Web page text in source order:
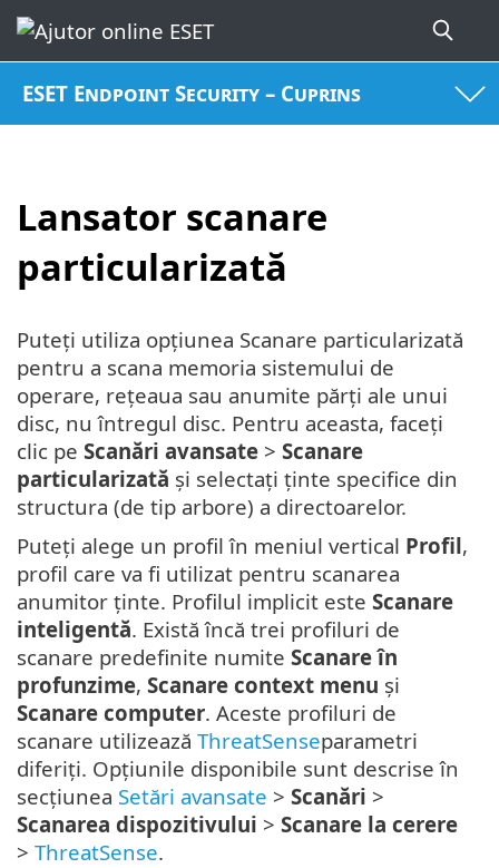
ESET Endpoint Security – Cuprins
Lansator scanare
particularizată
Puteți utiliza opțiunea Scanare particularizată
pentru a scana memoria sistemului de
operare, rețeaua sau anumite părți ale unui
disc, nu întregul disc. Pentru aceasta, faceți
clic pe Scanări avansate > Scanare
particularizată și selectați ținte specifice din
structura (de tip arbore) a directoarelor.
Puteți alege un profil în meniul vertical Profil,
profil care va fi utilizat pentru scanarea
anumitor ținte. Profilul implicit este Scanare
inteligentă. Există încă trei profiluri de
scanare predefinite numite Scanare în
profunzime, Scanare context menu și
Scanare computer. Aceste profiluri de
scanare utilizează ThreatSenseparametri
diferiți. Opțiunile disponibile sunt descrise în
secțiunea Setări avansate > Scanări >
Scanarea dispozitivului > Scanare la cerere
> ThreatSense.